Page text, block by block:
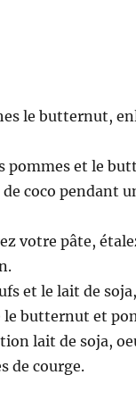
le butternut,
pommes et le
de coco pendant
votre pâte,
et le lait de
le butternut et
lait de soja,
de courge.